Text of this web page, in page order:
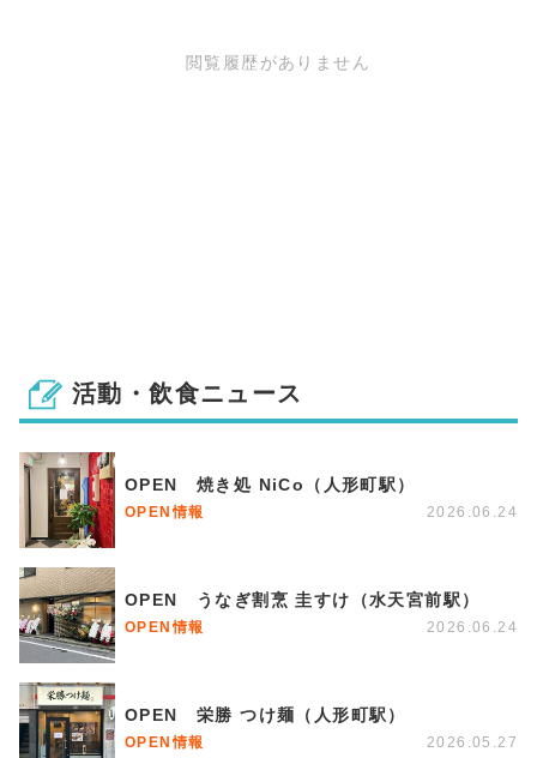
閲覧履歴がありません
活動・飲食ニュース
OPEN 焼き処 NiCo（人形町駅）
OPEN情報 2026.06.24
OPEN うなぎ割烹 圭すけ（水天宮前駅）
OPEN情報 2026.06.24
OPEN 栄勝 つけ麺（人形町駅）
OPEN情報 2026.05.27